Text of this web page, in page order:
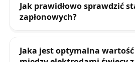
Jak prawidłowo sprawdzić
zapłonowych?
Jaka jest optymalna